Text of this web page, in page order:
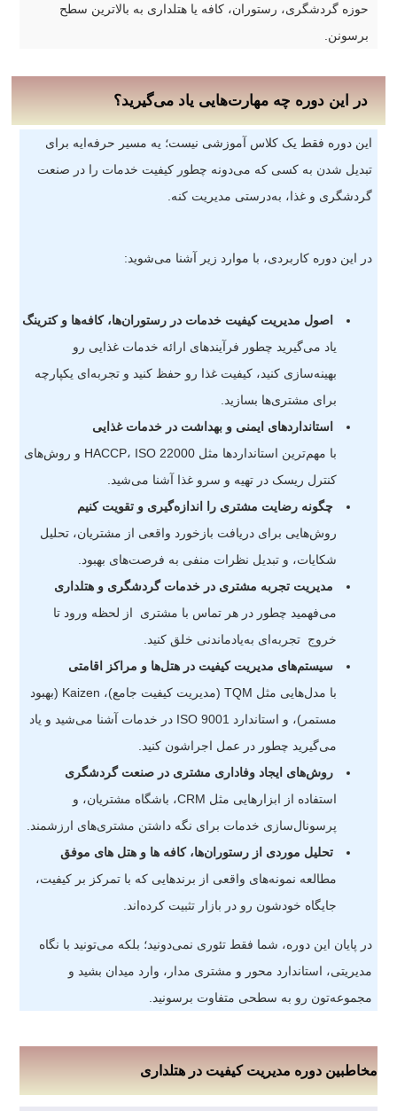
حوزه گردشگری، رستوران، کافه یا هتلداری به بالاترین سطح
برسونن.
در این دوره چه مهارت‌هایی یاد می‌گیرید؟
این دوره فقط یک کلاس آموزشی نیست؛ یه مسیر حرفه‌ایه برای
تبدیل شدن به کسی که می‌دونه چطور کیفیت خدمات را در صنعت
گردشگری و غذا، به‌درستی مدیریت کنه.
در این دوره کاربردی، با موارد زیر آشنا می‌شوید:
اصول مدیریت کیفیت خدمات در رستوران‌ها، کافه‌ها و کترینگ
یاد می‌گیرید چطور فرآیندهای ارائه خدمات غذایی رو
بهینه‌سازی کنید، کیفیت غذا رو حفظ کنید و تجربه‌ای یکپارچه
برای مشتری‌ها بسازید.
استانداردهای ایمنی و بهداشت در خدمات غذایی
با مهم‌ترین استانداردها مثل HACCP، ISO 22000 و روش‌های
کنترل ریسک در تهیه و سرو غذا آشنا می‌شید.
چگونه رضایت مشتری را اندازه‌گیری و تقویت کنیم
روش‌هایی برای دریافت بازخورد واقعی از مشتریان، تحلیل
شکایات، و تبدیل نظرات منفی به فرصت‌های بهبود.
مدیریت تجربه مشتری در خدمات گردشگری و هتلداری
می‌فهمید چطور در هر تماس با مشتری از لحظه ورود تا
خروج تجربه‌ای به‌یادماندنی خلق کنید.
سیستم‌های مدیریت کیفیت در هتل‌ها و مراکز اقامتی
با مدل‌هایی مثل TQM (مدیریت کیفیت جامع)، Kaizen (بهبود
مستمر)، و استاندارد ISO 9001 در خدمات آشنا می‌شید و یاد
می‌گیرید چطور در عمل اجراشون کنید.
روش‌های ایجاد وفاداری مشتری در صنعت گردشگری
استفاده از ابزارهایی مثل CRM، باشگاه مشتریان، و
پرسونال‌سازی خدمات برای نگه داشتن مشتری‌های ارزشمند.
تحلیل موردی از رستوران‌ها، کافه‌ ها و هتل‌ های موفق
مطالعه نمونه‌های واقعی از برندهایی که با تمرکز بر کیفیت،
جایگاه خودشون رو در بازار تثبیت کرده‌اند.
در پایان این دوره، شما فقط تئوری نمی‌دونید؛ بلکه می‌تونید با نگاه
مدیریتی، استاندارد محور و مشتری‌ مدار، وارد میدان بشید و
مجموعه‌تون رو به سطحی متفاوت برسونید.
مخاطبین دوره مدیریت کیفیت در هتلداری